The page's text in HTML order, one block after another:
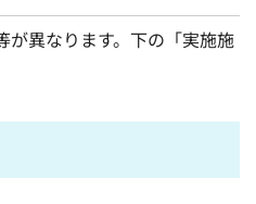
異なります。下の「実施施